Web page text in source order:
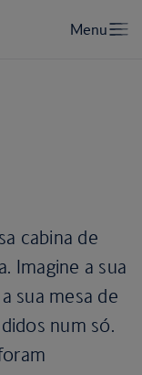
cabina de
Imagine a sua
sua mesa de
num só.